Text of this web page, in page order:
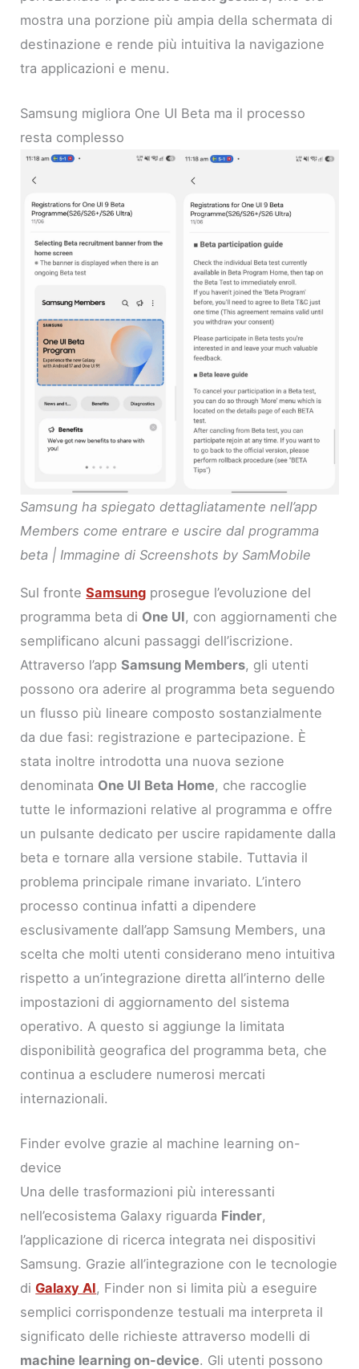
mostra una porzione più ampia della schermata di
destinazione e rende più intuitiva la navigazione
tra applicazioni e menu.
Samsung migliora One UI Beta ma il processo
resta complesso
Samsung ha spiegato dettagliatamente nell’app
Members come entrare e uscire dal programma
beta | Immagine di Screenshots by SamMobile
Sul fronteSamsung prosegue l’evoluzione del
programma beta di One UI, con aggiornamenti che
semplificano alcuni passaggi dell’iscrizione.
Attraverso l’appSamsung Members, gli utenti
possono ora aderire al programma beta seguendo
un flusso più lineare composto sostanzialmente
da due fasi: registrazione e partecipazione. È
stata inoltre introdotta una nuova sezione
denominata One UI Beta Home, che raccoglie
tutte le informazioni relative al programma e offre
un pulsante dedicato per uscire rapidamente dalla
beta e tornare alla versione stabile. Tuttavia il
problema principale rimane invariato. L’intero
processo continua infatti a dipendere
esclusivamente dall’app Samsung Members, una
scelta che molti utenti considerano meno intuitiva
rispetto a un’integrazione diretta all’interno delle
impostazioni di aggiornamento del sistema
operativo. A questo si aggiunge la limitata
disponibilità geografica del programma beta, che
continua a escludere numerosi mercati
internazionali.
Finder evolve grazie al machine learning on-
device
Una delle trasformazioni più interessanti
nell’ecosistema Galaxy riguarda Finder,
l’applicazione di ricerca integrata nei dispositivi
Samsung. Grazie all’integrazione con le tecnologie
diGalaxy AI, Finder non si limita più a eseguire
semplici corrispondenze testuali ma interpreta il
significato delle richieste attraverso modelli di
machine learning on-device. Gli utenti possono